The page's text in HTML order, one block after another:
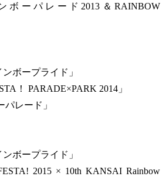
ーパレード2013＆RAINBOW
ボープライド」
！ PARADE×PARK 2014」
パレード」
ボープライド」
2015 × 10th KANSAI Rainbow